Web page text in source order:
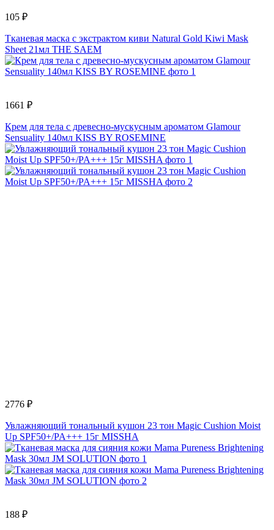
105 ₽
Тканевая маска с экстрактом киви Natural Gold Kiwi Mask
Sheet 21мл THE SAEM
1661 ₽
Крем для тела с древесно-мускусным ароматом Glamour
Sensuality 140мл KISS BY ROSEMINE
2776 ₽
Увлажняющий тональный кушон 23 тон Magic Cushion Moist
Up SPF50+/PA+++ 15г MISSHA
188 ₽